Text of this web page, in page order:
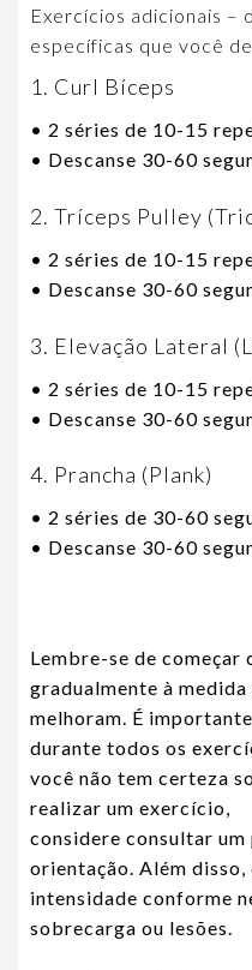
Exercícios adicionais –
específicas que você
1. Curl Bíceps
• 2 séries de 10-15
• Descanse 30-60
2. Tríceps Pulley
• 2 séries de 10-15
• Descanse 30-60
3. Elevação Lateral
• 2 séries de 10-15
• Descanse 30-60
4. Prancha (Plank)
• 2 séries de 30-60
• Descanse 30-60
Lembre-se de começar
gradualmente à
melhoram. É
durante todos os
você não tem certeza
realizar um exercício,
considere consultar
orientação. Além disso,
intensidade conforme
sobrecarga ou lesões.